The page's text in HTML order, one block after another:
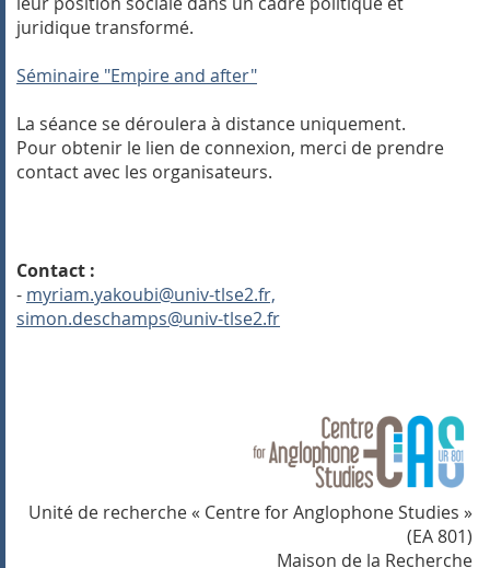
juridique transformé.
Séminaire "Empire and after"
La séance se déroulera à distance uniquement.
Pour obtenir le lien de connexion, merci de prendre
contact avec les organisateurs.
Contact :
- myriam.yakoubi@univ-tlse2.fr,
simon.deschamps@univ-tlse2.fr
Unité de recherche « Centre for Anglophone Studies »
(EA 801)
Maison de la Recherche